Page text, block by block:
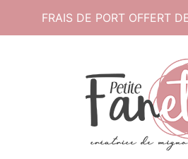
FRAIS DE PORT OFFERT
Petite
Créatrice de